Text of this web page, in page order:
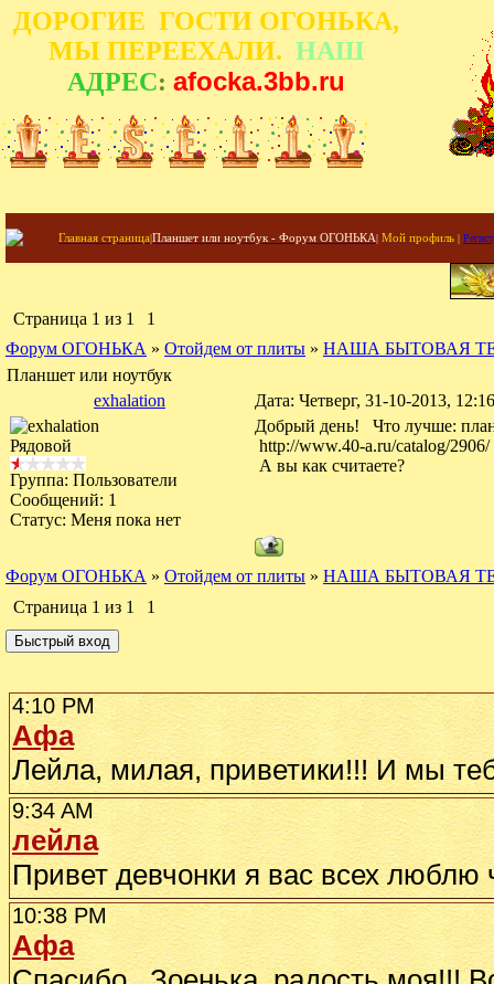
ДОРОГИЕ ГОСТИ ОГОНЬКА,
МЫ ПЕРЕЕХАЛИ. НАШ
АДРЕС: afocka.3bb.ru
Главная страница|Планшет или ноутбук - Форум ОГОНЬКА| Мой профиль |
Страница 1 из 1
1
Форум ОГОНЬКА » Отойдем от плиты » НАША БЫТОВАЯ
Планшет или ноутбук
exhalation
Дата: Четверг, 31-10-2013,
Рядовой
Группа: Пользователи
Сообщений: 1
Статус: Меня пока нет
Добрый день! Что лучше:
http://www.40-a.ru/catalog/
А вы как считаете?
Форум ОГОНЬКА » Отойдем от плиты » НАША БЫТОВАЯ
Страница 1 из 1 1